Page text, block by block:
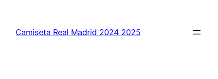
contenido
Camiseta Real Madrid 2024 2025